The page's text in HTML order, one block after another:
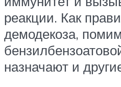
реакции. Как
демодекоза,
назначают и